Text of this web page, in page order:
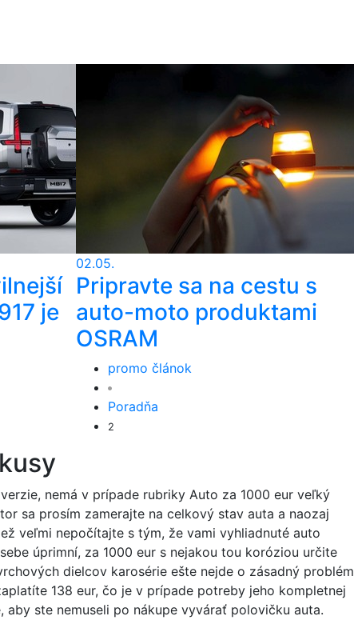
je
02.05.
Pripravte sa na cestu s
auto-moto produktami
OSRAM
promo článok
Poradňa
2
nemá v prípade rubriky Auto za 1000 eur veľký
sa prosím zamerajte na celkový stav auta a naozaj
veľmi nepočítajte s tým, že vami vyhliadnuté auto
úprimní, za 1000 eur s nejakou tou koróziou určite
dielcov karosérie ešte nejde o zásadný problém
138 eur, čo je v prípade potreby jeho kompletnej
ste nemuseli po nákupe vyvárať polovičku auta.